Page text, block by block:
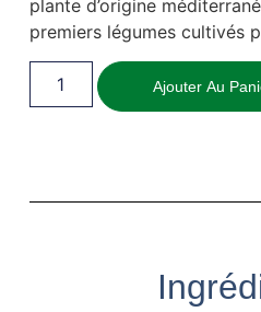
plante d’origine
premiers légumes cultivés
Ajouter Au